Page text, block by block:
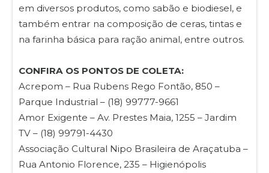
em diversos produtos, como sabão e biodiesel, e
também entrar na composição de ceras, tintas e
na farinha básica para ração animal, entre outros.
CONFIRA OS PONTOS DE COLETA:
Acrepom – Rua Rubens Rego Fontão, 850 –
Parque Industrial – (18) 99777-9661
Amor Exigente – Av. Prestes Maia, 1255 – Jardim
TV – (18) 99791-4430
Associação Cultural Nipo Brasileira de Araçatuba –
Rua Antonio Florence, 235 – Higienópolis